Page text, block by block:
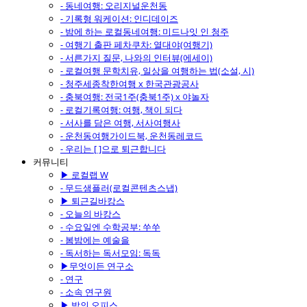
- 동네여행: 오리지널운천동
- 기록형 워케이션: 인디데이즈
- 밤에 하는 로컬동네여행: 미드나잇 인 청주
- 여행기 출판 페차쿠차: 열대야(여행기)
- 서른가지 질문, 나와의 인터뷰(에세이)
- 로컬여행 문학치유, 일상을 여행하는 법(소설, 시)
- 청주세종착한여행 x 한국관광공사
- 충북여행: 전국1주(충북1주) x 야놀자
- 로컬기록여행: 여행, 책이 되다
- 서사를 담은 여행, 서사여행사
- 운천동여행가이드북, 운천동레코드
- 우리는 [ ]으로 퇴근합니다
커뮤니티
▶ 로컬랩 W
- 무드샘플러(로컬콘텐츠스냅)
▶ 퇴근길바캉스
- 오늘의 바캉스
- 수요일엔 수학공부: 쑤쑤
- 봄밤에는 예술을
- 독서하는 독서모임: 독독
▶무엇이든 연구소
- 연구
- 소속 연구원